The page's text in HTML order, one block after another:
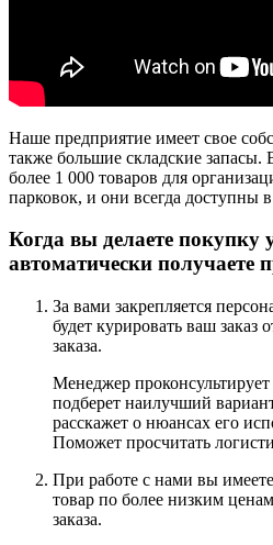
Наше предприятие имеет свое
также большие складские запасы.
более 1 000 товаров для
парковок, и они всегда доступны
Когда вы делаете покупку
автоматически получаете
За вами закрепляется
будет курировать ваш заказ
заказа.
Менеджер проконсультирует
подберет наилучший
расскажет о нюансах его
Поможет просчитать
При работе с нами вы
товар по более низким
заказа.